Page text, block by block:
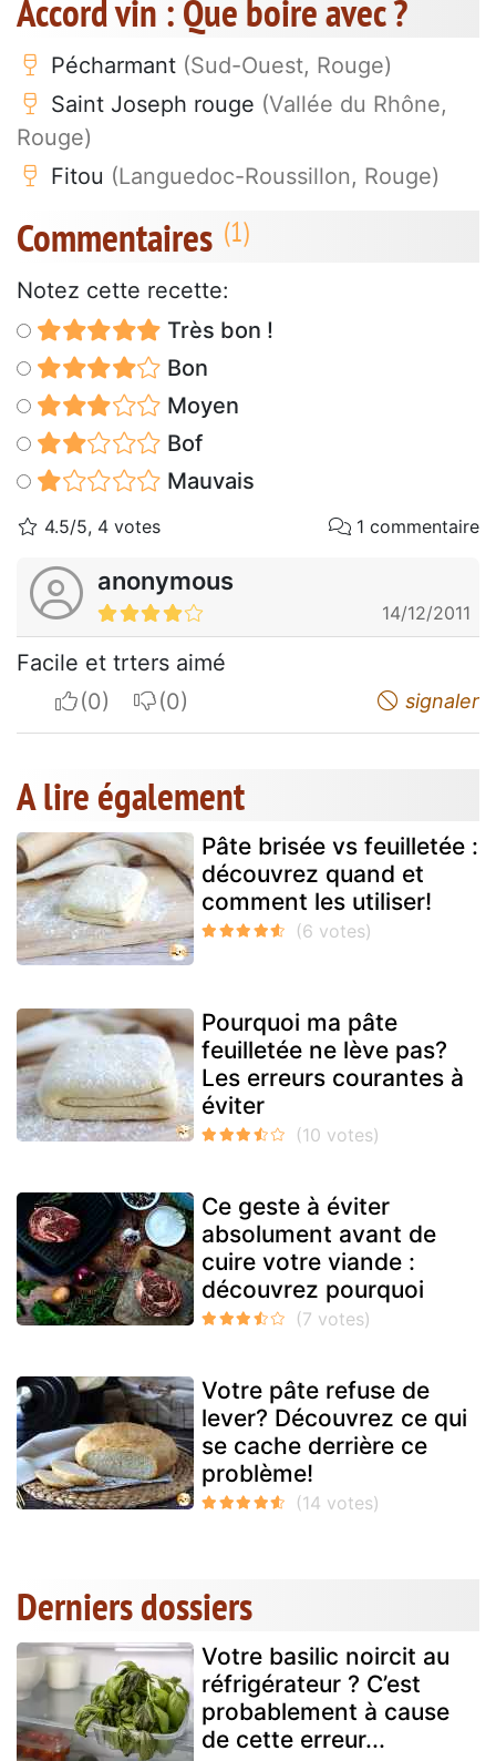
Accord vin : Que boire avec ?
Pécharmant (Sud-Ouest, Rouge)
Saint Joseph rouge (Vallée du Rhône,
Rouge)
Fitou (Languedoc-Roussillon, Rouge)
Commentaires
Notez cette recette:
Très bon !
Bon
Moyen
Bof
Mauvais
4.5/5, 4 votes 1 commentaire
anonymous
14/12/2011
Facile et trters aimé
I apreciateI do not appreciate signaler
A lire également
Pâte brisée vs feuilletée :
découvrez quand et
comment les utiliser!
Pourquoi ma pâte
feuilletée ne lève pas?
Les erreurs courantes à
éviter
Ce geste à éviter
absolument avant de
cuire votre viande :
découvrez pourquoi
Votre pâte refuse de
lever? Découvrez ce qui
se cache derrière ce
problème!
Derniers dossiers
Votre basilic noircit au
réfrigérateur ? C’est
probablement à cause
de cette erreur...